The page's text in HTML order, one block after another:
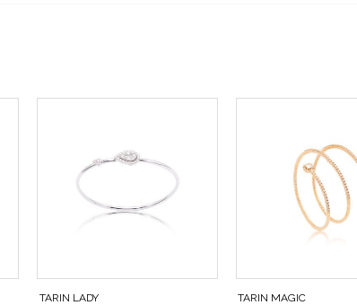
TARIN LADY
TARIN MAGIC